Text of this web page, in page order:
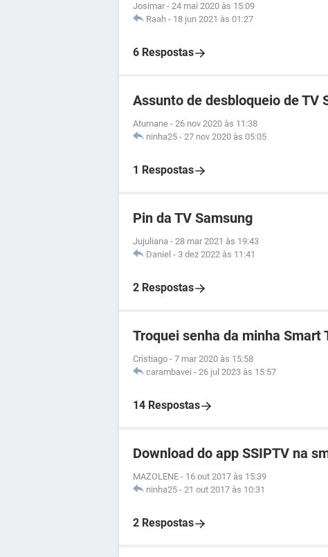
Josimar - 24 mai 2020 às 15:09
Raah - 18 jun 2021 às 01:27
6 Respostas
Assunto de desbloqueio de TV
Atumane - 26 nov 2020 às 11:38
ninha25 - 27 nov 2020 às 05:05
1 Respostas
Pin da TV Samsung
Jujuliana - 28 mar 2021 às 19:43
Daniel - 3 dez 2022 às 11:41
2 Respostas
Troquei senha da minha Smart
Cristiago - 7 mar 2020 às 15:58
carambavei - 26 jul 2023 às 15:57
14 Respostas
Download do app SSIPTV na
MAZOLENE - 16 out 2017 às 15:39
ninha25 - 21 out 2017 às 10:31
2 Respostas